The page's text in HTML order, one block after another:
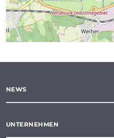
NEWS
UNTERNEHMEN